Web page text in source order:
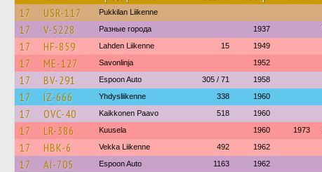
17 USR-117 Pukkilan Liikenne
17 V-5228 Разные города 1937
17 HF-859 Lahden Liikenne 15 1949
17 ME-127 Savonlinja 1952
17 BV-291 Espoon Auto 305 / 71 1958
17 IZ-666 Yhdysliikenne 338 1960
17 OVC-40 Kaikkonen Paavo 518 1960
17 LR-386 Kuusela 1960 1973
17 HBK-6 Vekka Liikenne 492 1962
17 AI-705 Espoon Auto 1163 1962